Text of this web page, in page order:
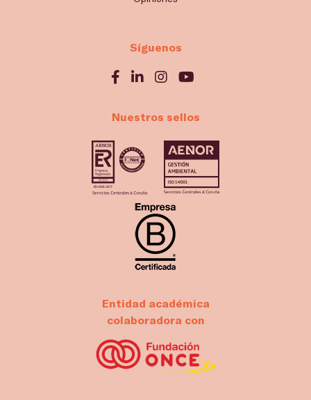
Síguenos
Nuestros sellos
Entidad académica
colaboradora con